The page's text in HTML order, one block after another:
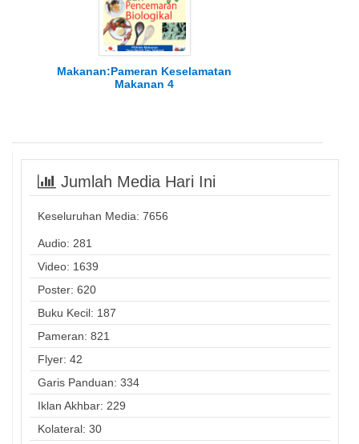
Makanan:Pameran Keselamatan
Makanan 4
Jumlah Media Hari Ini
Keseluruhan Media: 7656
Audio: 281
Video: 1639
Poster: 620
Buku Kecil: 187
Pameran: 821
Flyer: 42
Garis Panduan: 334
Iklan Akhbar: 229
Kolateral: 30